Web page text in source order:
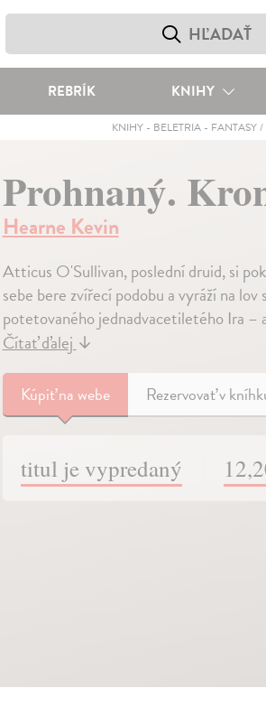
REBRÍK KNIHY
KNIHY - BELETRIA - FANTASY /
Prohnaný.
Hearne Kevin
Atticus O'Sullivan, poslední druid, si
sebe bere zvířecí podobu a vyráží na
potetovaného jednadvacetiletého Ira –
Čítať ďalej↓
Kúpiťna webe Rezervovať v
titul je vypredaný